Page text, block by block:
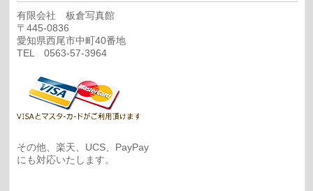
有限会社 板倉写真館
〒445-0836
愛知県西尾市中町40番地
TEL 0563-57-3964
その他、楽天、UCS、PayPay
にも対応いたします。